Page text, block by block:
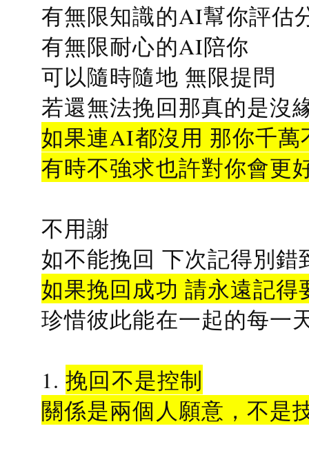
有無限知識的AI幫你評估
有無限耐心的AI陪你
可以隨時隨地 無限提問
若還無法挽回那真的是沒
如果連AI都沒用 那你千
有時不強求也許對你會更
不用謝
如不能挽回 下次記得別錯
如果挽回成功 請永遠記得
珍惜彼此能在一起的每一
1.挽回不是控制
關係是兩個人願意，不是